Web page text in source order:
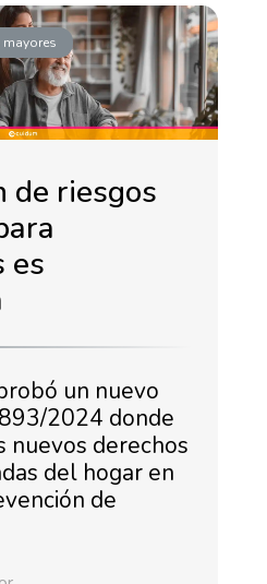
de riesgos
es
un nuevo
2024 donde
nuevos derechos
del hogar en
de